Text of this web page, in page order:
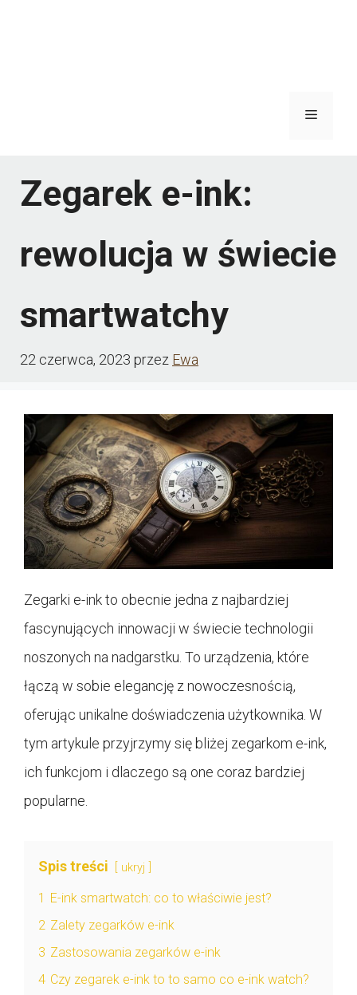
Menu
Zegarek e-ink:
rewolucja w świecie
smartwatchy
22 czerwca, 2023 przez Ewa
Zegarki e-ink to obecnie jedna z najbardziej
fascynujących innowacji w świecie technologii
noszonych na nadgarstku. To urządzenia, które
łączą w sobie elegancję z nowoczesnością,
oferując unikalne doświadczenia użytkownika. W
tym artykule przyjrzymy się bliżej zegarkom e-ink,
ich funkcjom i dlaczego są one coraz bardziej
popularne.
Spis treści ukryj
1 E-ink smartwatch: co to właściwie jest?
2 Zalety zegarków e-ink
3 Zastosowania zegarków e-ink
4 Czy zegarek e-ink to to samo co e-ink watch?